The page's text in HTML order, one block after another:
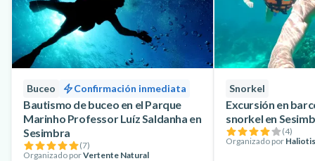
Buceo Confirmación inmediata
Bautismo de buceo en el Parque
Marinho Professor Luíz Saldanha en
Sesimbra
(7)
Organizado porVertente Natural
Snorkel
Excursión en
snorkel en
(4)
Organizado por